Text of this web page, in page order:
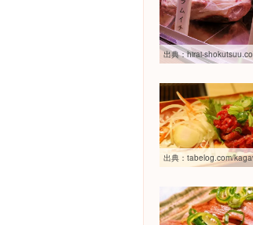
出典：hirai-shokutsuu.com/restaurant/
出典： tabelog.com/kagawa/A3701/